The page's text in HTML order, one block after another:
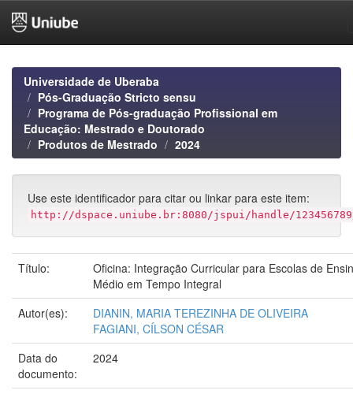
navigationUniversidade de Uberaba
Pós-Graduação Stricto sensu
Programa de Pós-graduação Profissional em
Educação: Mestrado e Doutorado
Produtos de Mestrado
2024
Use este identificador para citar ou linkar para este item:
http://dspace.uniube.br:8080/jspui/handle/
Título:
Oficina: Integração Curricular para Escolas de
Médio em Tempo Integral
Autor(es):
DIANIN, MARIA TEREZINHA DE OLIVEIRA
FAGIANI, CÍLSON CÉSAR
Data do
documento:
2024